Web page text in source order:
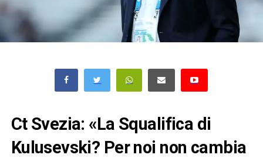
Ct Svezia: «La Squalifica di
Kulusevski? Per noi non cambia